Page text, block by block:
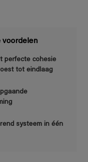
voordelen
perfecte cohesie
tot eindlaag
systeem in één